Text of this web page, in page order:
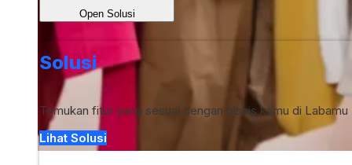
Open Solusi
Solusi
Temukan fitur yang sesuai dengan bisnis kamu di Labamu
Lihat Solusi